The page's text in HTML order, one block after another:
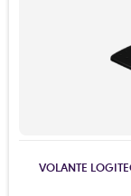
VOLANTE